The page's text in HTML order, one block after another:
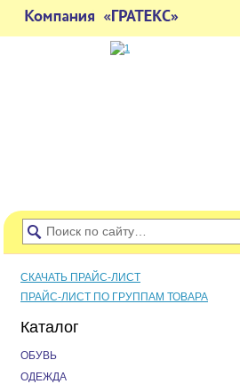
СКАЧАТЬ ПРАЙС-ЛИСТ
ПРАЙС-ЛИСТ ПО ГРУППАМ ТОВАРА
Каталог
ОБУВЬ
ОДЕЖДА